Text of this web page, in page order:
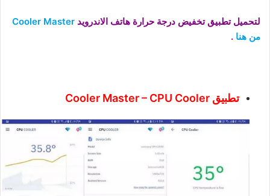
لتحميل تطبيق تخفيض درجة حرارة هاتف الاندرويد Cooler Master
من هنا .
تطبيق Cooler Master – CPU Cooler